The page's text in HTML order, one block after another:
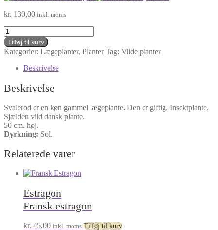
kr. 130,00 inkl. moms
Svalerod
Vincetoxicum
hirundinaria
antal
Tilføj til kurv
Kategorier: Lægeplanter, Planter Tag: Vilde planter
Beskrivelse
Beskrivelse
Svalerod er en køn gammel lægeplante. Den er giftig. Insektplante.
Sjælden vild dansk plante.
50 cm. høj.
Dyrkning: Sol.
Relaterede varer
Estragon
Fransk estragon
kr. 45,00 inkl. moms Tilføj til kurv